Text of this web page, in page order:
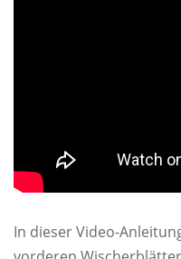
In dieser Video-